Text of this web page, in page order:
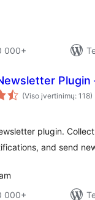
000+
Plugin
(Viso įvertinimų: 118)
plugin.
and
000+